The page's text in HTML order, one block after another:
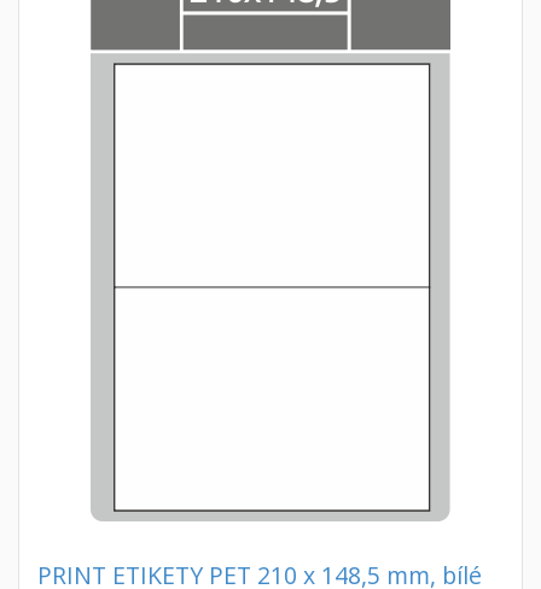
PRINT ETIKETY PET 210 x 148,5 mm, bílé